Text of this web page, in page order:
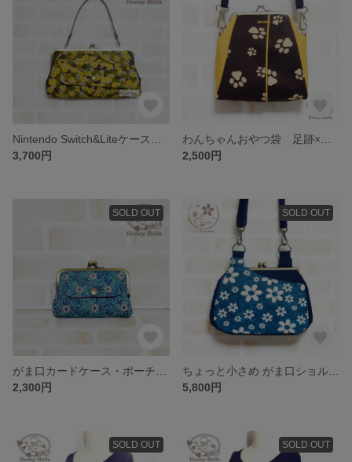
3,700円
2,500円
SOLD OUT
2,300円
SOLD OUT
5,800円
SOLD OUT SOLD OUT